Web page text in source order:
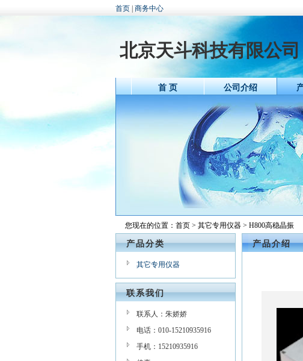
首页 商务中心
北京天斗科技有限公司
首 页 公司介绍
您现在的位置： 首页 > 其它专用仪器 > H800高稳晶振
产品分类
其它专用仪器
联系我们
联系人：朱娇娇
电话：010-15210935916
手机：15210935916
产品介绍